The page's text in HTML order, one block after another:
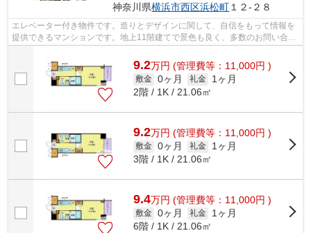
神奈川県横浜市西区浜松町 １２-２８
エレベーター付き物件です。造りとデザインに関して、自信をもって情報を
提供できるマンションです。地上11階建てで景色も良く、多数のお問い合わ
せをいただいております。築5年の物件...
9.2万円 (管理費等：11,000円 )
敷金 0ヶ月 礼金
1ヶ月
2階 / 1K / 21.06㎡
9.2万円 (管理費等：11,000円 )
敷金 0ヶ月 礼金
1ヶ月
3階 / 1K / 21.06㎡
9.4万円 (管理費等：11,000円 )
敷金 0ヶ月 礼金
1ヶ月
6階 / 1K / 21.06㎡